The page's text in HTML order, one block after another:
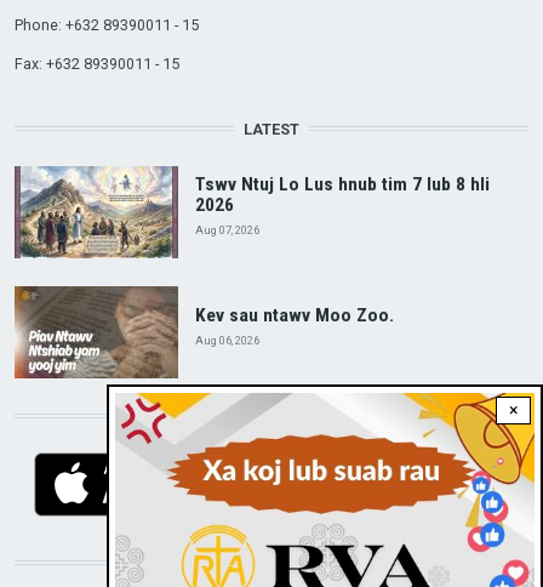
×
Phone: +632 89390011 - 15
Fax: +632 89390011 - 15
LATEST
Tswv Ntuj Lo Lus hnub tim 7 lub 8 hli
2026
Aug 07, 2026
Kev sau ntawv Moo Zoo.
Aug 06, 2026
DOWNLOAD RVA APP
STAY CONNECTED WITH US!